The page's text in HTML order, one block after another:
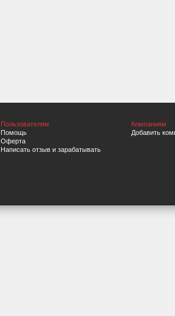
Пользователям
Помощь
Оферта
Написать отзыв и зарабатывать
Компаниям
Добавить